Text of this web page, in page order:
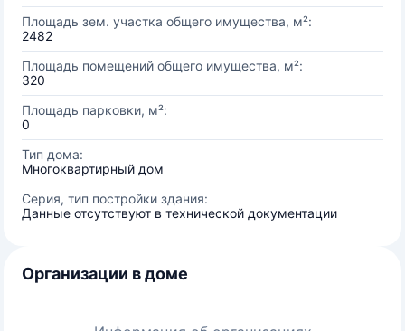
Площадь зем. участка общего имущества, м²:
2482
Площадь помещений общего имущества, м²:
320
Площадь парковки, м²:
0
Тип дома:
Многоквартирный дом
Серия, тип постройки здания:
Данные отсутствуют в технической документации
Организации в доме